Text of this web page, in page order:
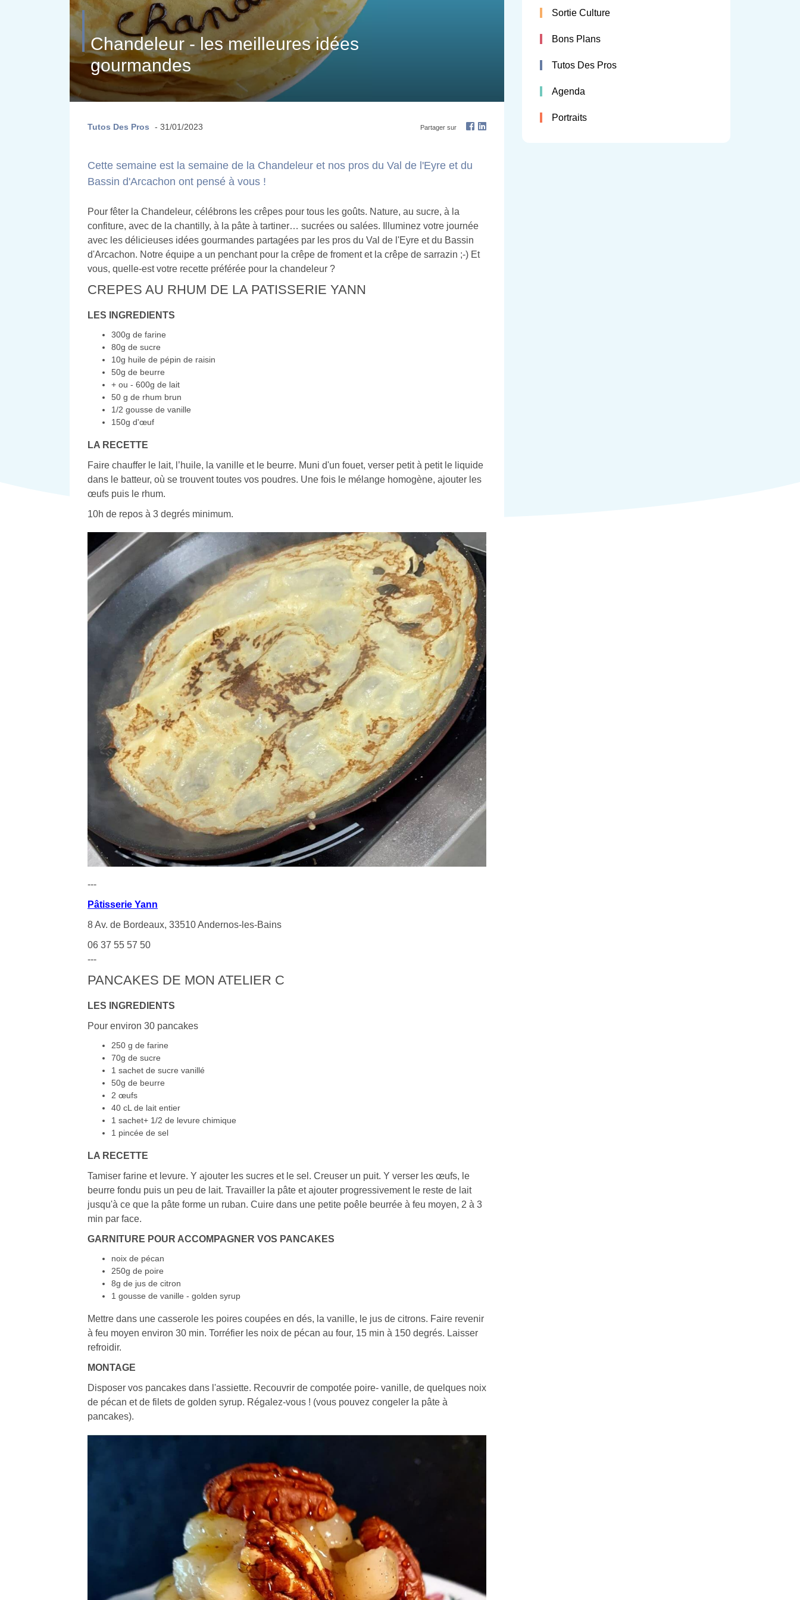
Chandeleur - les meilleures idées
gourmandes
Tutos Des Pros - 31/01/2023 Partager sur
Cette semaine est la semaine de la Chandeleur et nos pros du Val de l'Eyre et du
Bassin d'Arcachon ont pensé à vous !
Pour fêter la Chandeleur, célébrons les crêpes pour tous les goûts. Nature, au sucre, à la
confiture, avec de la chantilly, à la pâte à tartiner… sucrées ou salées. Illuminez votre journée
avec les délicieuses idées gourmandes partagées par les pros du Val de l'Eyre et du Bassin
d'Arcachon. Notre équipe a un penchant pour la crêpe de froment et la crêpe de sarrazin ;-) Et
vous, quelle-est votre recette préférée pour la chandeleur ?
CREPES AU RHUM DE LA PATISSERIE YANN
LES INGREDIENTS
300g de farine
80g de sucre
10g huile de pépin de raisin
50g de beurre
+ ou - 600g de lait
50 g de rhum brun
1/2 gousse de vanille
150g d'œuf
LA RECETTE
Faire chauffer le lait, l’huile, la vanille et le beurre. Muni d'un fouet, verser petit à petit le liquide
dans le batteur, où se trouvent toutes vos poudres. Une fois le mélange homogène, ajouter les
œufs puis le rhum.
10h de repos à 3 degrés minimum.
---
Pâtisserie Yann
8 Av. de Bordeaux, 33510 Andernos-les-Bains
06 37 55 57 50
---
PANCAKES DE MON ATELIER C
LES INGREDIENTS
Pour environ 30 pancakes
250 g de farine
70g de sucre
1 sachet de sucre vanillé
50g de beurre
2 œufs
40 cL de lait entier
1 sachet+ 1/2 de levure chimique
1 pincée de sel
LA RECETTE
Tamiser farine et levure. Y ajouter les sucres et le sel. Creuser un puit. Y verser les œufs, le
beurre fondu puis un peu de lait. Travailler la pâte et ajouter progressivement le reste de lait
jusqu'à ce que la pâte forme un ruban. Cuire dans une petite poêle beurrée à feu moyen, 2 à 3
min par face.
GARNITURE POUR ACCOMPAGNER VOS PANCAKES
noix de pécan
250g de poire
8g de jus de citron
1 gousse de vanille - golden syrup
Mettre dans une casserole les poires coupées en dés, la vanille, le jus de citrons. Faire revenir
à feu moyen environ 30 min. Torréfier les noix de pécan au four, 15 min à 150 degrés. Laisser
refroidir.
MONTAGE
Disposer vos pancakes dans l'assiette. Recouvrir de compotée poire- vanille, de quelques noix
de pécan et de filets de golden syrup. Régalez-vous ! (vous pouvez congeler la pâte à
pancakes).
Sortie Culture
Bons Plans
Tutos Des Pros
Agenda
Portraits